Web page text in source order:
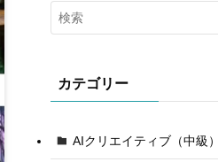
カテゴリー
AIクリエイティブ（中級）